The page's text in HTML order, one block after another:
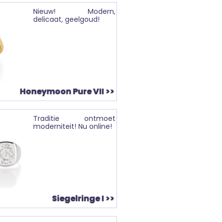
Nieuw! Modern,
delicaat, geelgoud!
Honeymoon Pure VII >>
Traditie ontmoet
moderniteit! Nu online!
Siegelringe I >>